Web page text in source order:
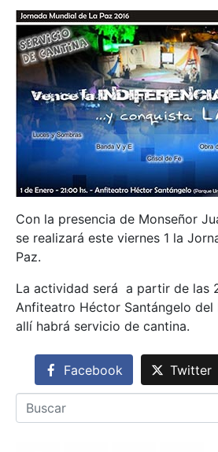
Con la presencia de Monseñor
se realizará este viernes 1 la
Paz.
La actividad será a partir de las
Anfiteatro Héctor Santángelo del
allí habrá servicio de cantina.
Facebook Twitter